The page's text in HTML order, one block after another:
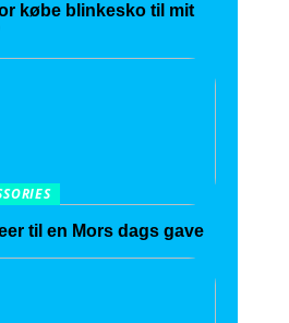
købe blinkesko til mit
til en Mors dags gave